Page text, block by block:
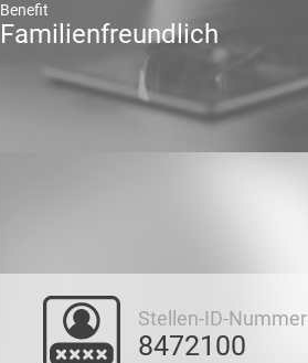
Benefit
Familienfreundlich
Stellen-ID-Nummer
8472100